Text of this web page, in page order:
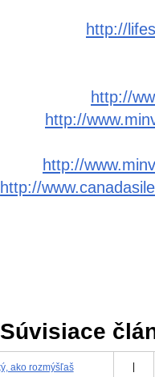
http://
http://
http://
http://
http://
Súvisiace
ako rozmýšľaš